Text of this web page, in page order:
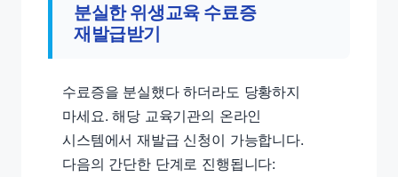
분실한 위생교육 수료증
재발급받기
수료증을 분실했다 하더라도 당황하지
마세요. 해당 교육기관의 온라인
시스템에서 재발급 신청이 가능합니다.
다음의 간단한 단계로 진행됩니다: